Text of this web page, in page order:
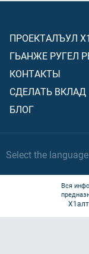
ПРОЕКТАЛЪУЛ
ГЬАНЖЕ РУГЕЛ
КОНТАКТЫ
СДЕЛАТЬ ВКЛАД
БЛОГ
Select the
Вся